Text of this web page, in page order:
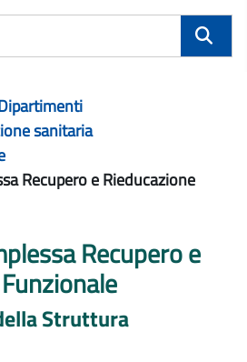
sanitaria
Recupero e Rieducazione
Recupero e
Struttura